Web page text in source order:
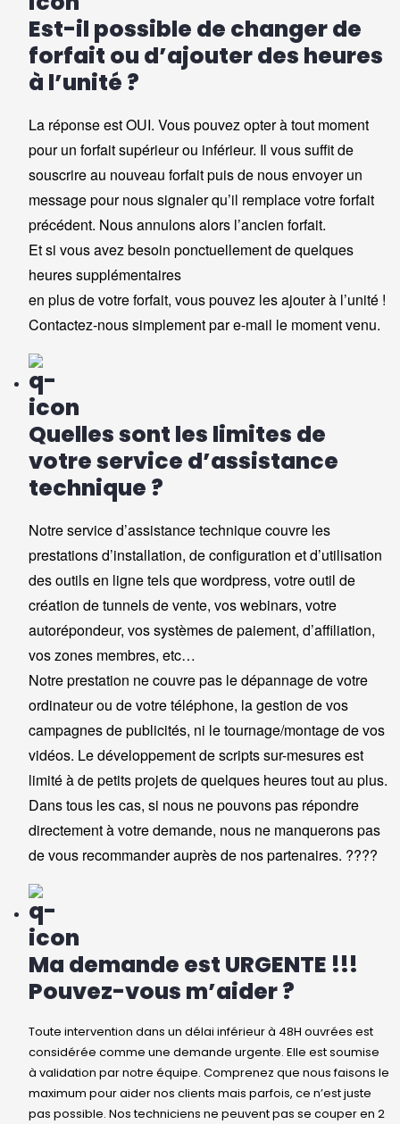
Est-il possible de changer de
forfait ou d’ajouter des heures
à l’unité ?
La réponse est OUI. Vous pouvez opter à tout moment
pour un forfait supérieur ou inférieur. Il vous suffit de
souscrire au nouveau forfait puis de nous envoyer un
message pour nous signaler qu’il remplace votre forfait
précédent. Nous annulons alors l’ancien forfait.
Et si vous avez besoin ponctuellement de quelques
heures supplémentaires
en plus de votre forfait, vous pouvez les ajouter à l’unité !
Contactez-nous simplement par e-mail le moment venu.
Quelles sont les limites de
votre service d’assistance
technique ?
Notre service d’assistance technique couvre les
prestations d’installation, de configuration et d’utilisation
des outils en ligne tels que wordpress, votre outil de
création de tunnels de vente, vos webinars, votre
autorépondeur, vos systèmes de paiement, d’affiliation,
vos zones membres, etc…
Notre prestation ne couvre pas le dépannage de votre
ordinateur ou de votre téléphone, la gestion de vos
campagnes de publicités, ni le tournage/montage de vos
vidéos. Le développement de scripts sur-mesures est
limité à de petits projets de quelques heures tout au plus.
Dans tous les cas, si nous ne pouvons pas répondre
directement à votre demande, nous ne manquerons pas
de vous recommander auprès de nos partenaires. ????
Ma demande est URGENTE !!!
Pouvez-vous m’aider ?
Toute intervention dans un délai inférieur à 48H ouvrées est
considérée comme une demande urgente. Elle est soumise
à validation par notre équipe. Comprenez que nous faisons le
maximum pour aider nos clients mais parfois, ce n’est juste
pas possible. Nos techniciens ne peuvent pas se couper en 2